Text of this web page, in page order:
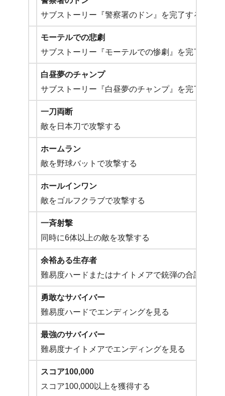
サブストーリー『警察署のドン』を完了する
モーテルでの悲劇
サブストーリー『モーテルでの惨劇』を完了する
白昼夢のチャンプ
サブストーリー『白昼夢のチャンプ』を完了する
一刀両断
敵を日本刀で攻撃する
ホームラン
敵を野球バットで攻撃する
ホールインワン
敵をゴルフクラブで攻撃する
一斉射撃
同時に6体以上の敵を攻撃する
余裕ある生存者
難易度ハードまたはナイトメアで銃弾の合計が50
勇敢なサバイバー
難易度ハードでエンディングを見る
最強のサバイバー
難易度ナイトメアでエンディングを見る
スコア100,000
スコア100,000以上を獲得する